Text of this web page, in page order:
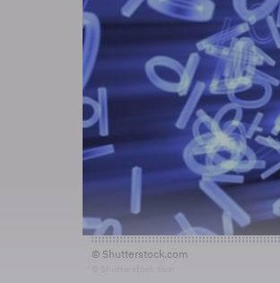
© Shutterstock.com